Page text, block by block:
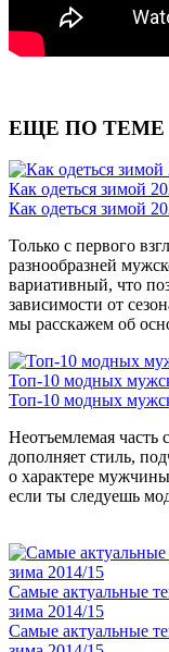
ЕЩЕ ПО ТЕМЕ
Как одеться зимой
Как одеться зимой
Только с первого
разнообразней
вариативный, что
зависимости от
мы расскажем об
Топ-10 модных
Топ-10 модных
Неотъемлемая часть
дополняет стиль,
о характере
если ты следуешь
Самые актуальные
зима 2014/15
Самые актуальные